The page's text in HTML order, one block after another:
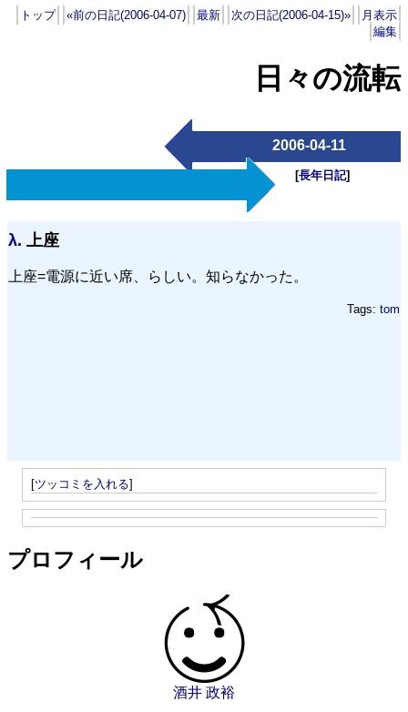
トップ «前の日記(2006-04-07) 最新 次の日記(2006-04-15)»
月表示
編集
日々の流転
2006-04-11
[長年日記]
λ. 上座
上座=電源に近い席、らしい。知らなかった。
Tags: tom
[ツッコミを入れる]
プロフィール
酒井 政裕